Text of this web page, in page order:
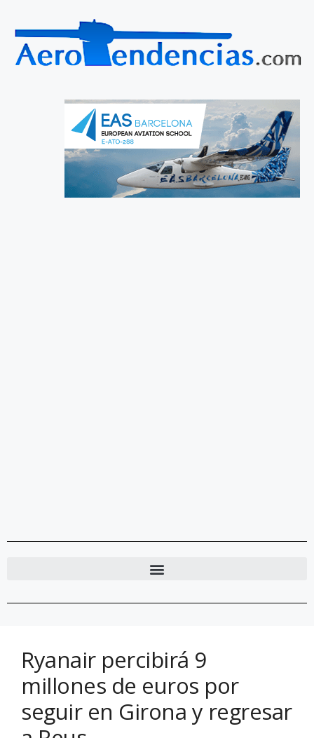
Ryanair percibirá 9
millones de euros por
seguir en Girona y regresar